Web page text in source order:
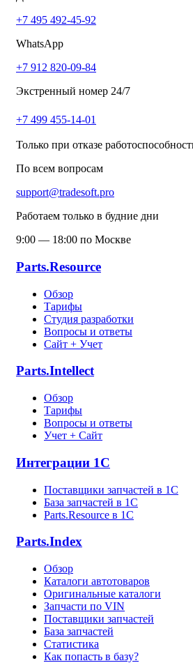
+7 495 492-45-92
WhatsApp
+7 912 820-09-84
Экстренный номер 24/7
+7 499 455-14-01
Только при отказе
По всем вопросам
support@tradesoft.pro
Работаем только в будние дни
9:00 — 18:00 по Москве
Parts.Resource
Обзор
Тарифы
Студия разработки
Вопросы и ответы
Сайт + Учет
Parts.Intellect
Обзор
Тарифы
Вопросы и ответы
Учет + Сайт
Интеграции 1С
Поставщики запчастей в 1C
База запчастей в 1С
Parts.Resource в 1C
Parts.Index
Обзор
Каталоги автотоваров
Оригинальные каталоги
Запчасти по VIN
Поставщики запчастей
База запчастей
Статистика
Как попасть в базу?